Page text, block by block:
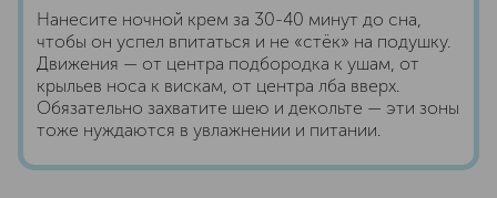
Нанесите ночной крем за 30-40 минут до сна,
чтобы он успел впитаться и не «стёк» на подушку.
Движения — от центра подбородка к ушам, от
крыльев носа к вискам, от центра лба вверх.
Обязательно захватите шею и декольте — эти зоны
тоже нуждаются в увлажнении и питании.